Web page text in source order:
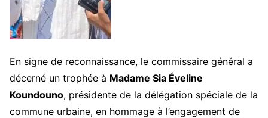
En signe de reconnaissance, le commissaire général a
décerné un trophée à Madame Sia Éveline
Koundouno, présidente de la délégation spéciale de la
commune urbaine, en hommage à l’engagement de